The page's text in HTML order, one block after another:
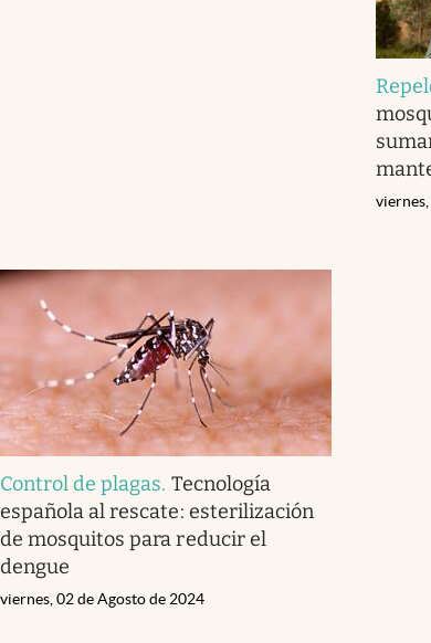
Control de plagas. Tecnología
española al rescate: esterilización
de mosquitos para reducir el
dengue
viernes, 02 de Agosto de 2024